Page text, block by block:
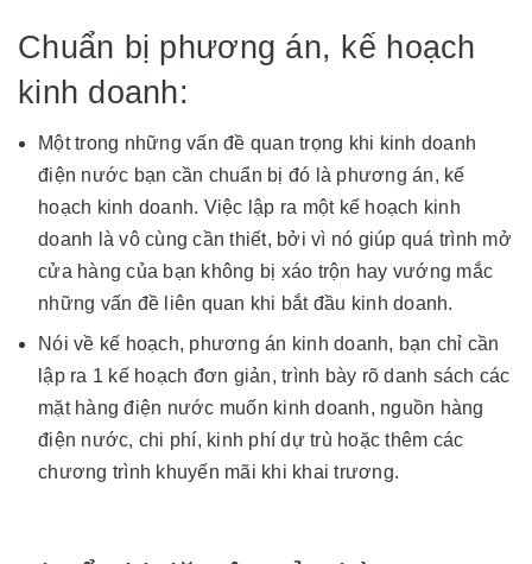
Chuẩn bị phương án, kế hoạch
kinh doanh:
Một trong những vấn đề quan trọng khi kinh doanh
điện nước bạn cần chuẩn bị đó là phương án, kế
hoạch kinh doanh. Việc lập ra một kế hoạch kinh
doanh là vô cùng cần thiết, bởi vì nó giúp quá trình mở
cửa hàng của bạn không bị xáo trộn hay vướng mắc
những vấn đề liên quan khi bắt đầu kinh doanh.
Nói về kế hoạch, phương án kinh doanh, bạn chỉ cần
lập ra 1 kế hoạch đơn giản, trình bày rõ danh sách các
mặt hàng điện nước muốn kinh doanh, nguồn hàng
điện nước, chi phí, kinh phí dự trù hoặc thêm các
chương trình khuyến mãi khi khai trương.